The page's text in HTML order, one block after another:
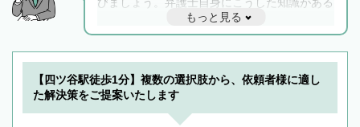
と他士業との連携もスムーズに進み、トラブル
解決のみならず相続をトータルで任せることが
できます。また、相続は感情がからむ分野なの
でフィーリングも重要です。実際に電話や面談
で複数の弁護士と会話をしてウマが合う方に依
もっと見る
【四ツ谷駅徒歩1分】複数の選択肢から、依頼者様に適し
た解決策をご提案いたします